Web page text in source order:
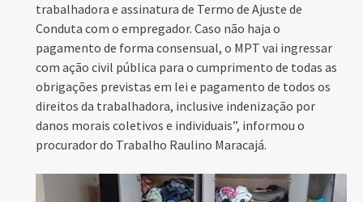
trabalhadora e assinatura de Termo de Ajuste de
Conduta com o empregador. Caso não haja o
pagamento de forma consensual, o MPT vai ingressar
com ação civil pública para o cumprimento de todas as
obrigações previstas em lei e pagamento de todos os
direitos da trabalhadora, inclusive indenização por
danos morais coletivos e individuais”, informou o
procurador do Trabalho Raulino Maracajá.